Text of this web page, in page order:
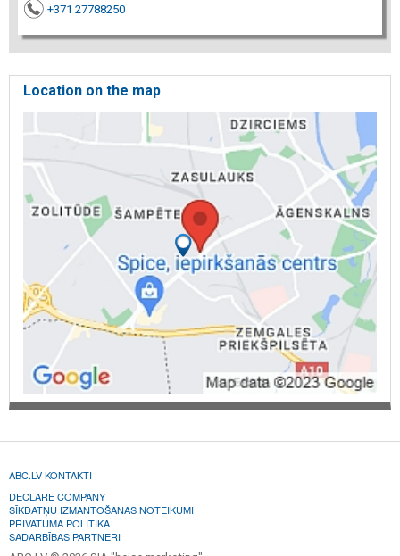
+371 27788250
Location on the map
ABC.LV KONTAKTI
DECLARE COMPANY
SĪKDATŅU IZMANTOŠANAS NOTEIKUMI
PRIVĀTUMA POLITIKA
SADARBĪBAS PARTNERI